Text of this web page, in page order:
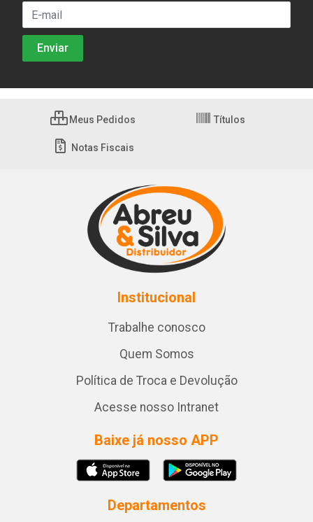
Meus Pedidos Títulos
Notas Fiscais
Institucional
Trabalhe conosco
Quem Somos
Política de Troca e Devolução
Acesse nosso Intranet
Baixe já nosso APP
Departamentos